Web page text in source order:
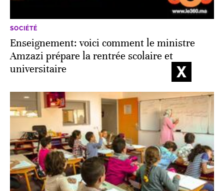
SOCIÉTÉ
Enseignement: voici comment le ministre
Amzazi prépare la rentrée scolaire et
universitaire